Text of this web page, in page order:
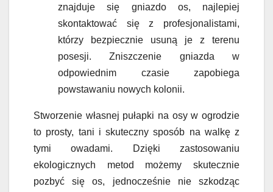
znajduje się gniazdo os, najlepiej
skontaktować się z profesjonalistami,
którzy bezpiecznie usuną je z terenu
posesji. Zniszczenie gniazda w
odpowiednim czasie zapobiega
powstawaniu nowych kolonii.
Stworzenie własnej pułapki na osy w ogrodzie
to prosty, tani i skuteczny sposób na walkę z
tymi owadami. Dzięki zastosowaniu
ekologicznych metod możemy skutecznie
pozbyć się os, jednocześnie nie szkodząc